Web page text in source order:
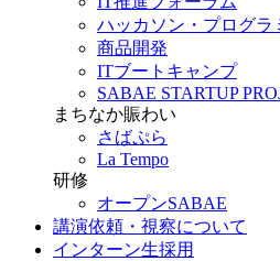
ハッカソン・プログラ
商品開発
ITブートキャンプ
SABAE STARTUP
まちなか賑わい
さばぷら
La Tempo
研修
オープンSABAE
講演依頼・視察について
インターン生採用